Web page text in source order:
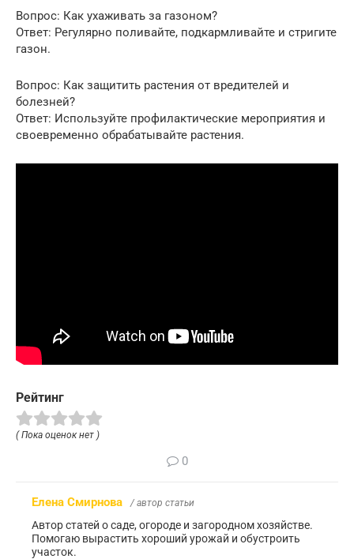
Вопрос: Как ухаживать за газоном?
Ответ: Регулярно поливайте, подкармливайте и стригите
газон.
Вопрос: Как защитить растения от вредителей и
болезней?
Ответ: Используйте профилактические мероприятия и
своевременно обрабатывайте растения.
Рейтинг
( Пока оценок нет )
0
Елена Смирнова / автор статьи
Автор статей о саде, огороде и загородном хозяйстве.
Помогаю вырастить хороший урожай и обустроить
участок.